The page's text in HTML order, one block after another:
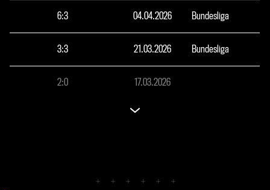
6:3 04.04.2026 Bundesliga
3:3 21.03.2026 Bundesliga
2:0 17.03.2026